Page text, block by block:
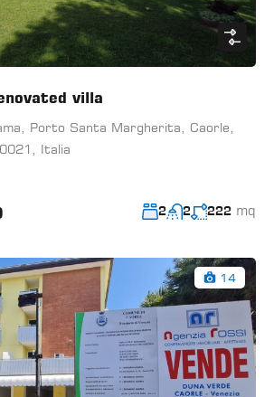
villa
Porto Santa Margherita, Caorle,
Italia
2 2 222 mq
14